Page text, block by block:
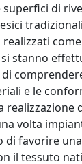
superfici di
stanno
e le
realizzazione
volta
di favorire
il tessuto